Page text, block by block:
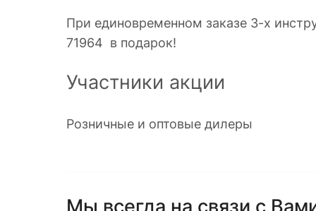
При единовременном заказе 3-х
71964 в подарок!
Участники акции
Розничные и оптовые дилеры
Мы всегда на связи с